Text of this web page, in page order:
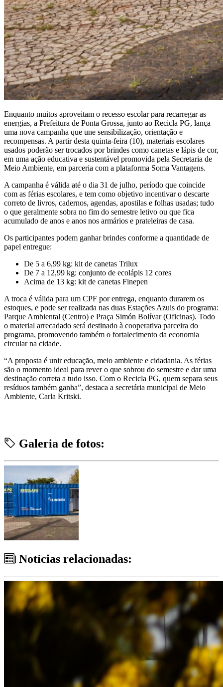
Enquanto muitos aproveitam o recesso escolar para recarregar as
energias, a Prefeitura de Ponta Grossa, junto ao Recicla PG, lança
uma nova campanha que une sensibilização, orientação e
recompensas. A partir desta quinta-feira (10), materiais escolares
usados poderão ser trocados por brindes como canetas e lápis de cor,
em uma ação educativa e sustentável promovida pela Secretaria de
Meio Ambiente, em parceria com a plataforma Soma Vantagens.
A campanha é válida até o dia 31 de julho, período que coincide
com as férias escolares, e tem como objetivo incentivar o descarte
correto de livros, cadernos, agendas, apostilas e folhas usadas; tudo
o que geralmente sobra no fim do semestre letivo ou que fica
acumulado de anos e anos nos armários e prateleiras de casa.
Os participantes podem ganhar brindes conforme a quantidade de
papel entregue:
De 5 a 6,99 kg: kit de canetas Trilux
De 7 a 12,99 kg: conjunto de ecolápis 12 cores
Acima de 13 kg: kit de canetas Finepen
A troca é válida para um CPF por entrega, enquanto durarem os
estoques, e pode ser realizada nas duas Estações Azuis do programa:
Parque Ambiental (Centro) e Praça Simón Bolívar (Oficinas). Todo
o material arrecadado será destinado à cooperativa parceira do
programa, promovendo também o fortalecimento da economia
circular na cidade.
“A proposta é unir educação, meio ambiente e cidadania. As férias
são o momento ideal para rever o que sobrou do semestre e dar uma
destinação correta a tudo isso. Com o Recicla PG, quem separa seus
resíduos também ganha”, destaca a secretária municipal de Meio
Ambiente, Carla Kritski.
Galeria de fotos:
Notícias relacionadas: